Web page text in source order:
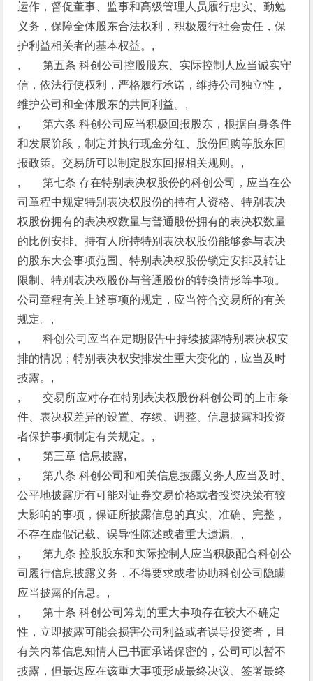
运作，督促董事、监事和高级管理人员履行忠实、勤勉
义务，保障全体股东合法权利，积极履行社会责任，保
护利益相关者的基本权益。,
,　　第五条 科创公司控股股东、实际控制人应当诚实守
信，依法行使权利，严格履行承诺，维持公司独立性，
维护公司和全体股东的共同利益。,
,　　第六条 科创公司应当积极回报股东，根据自身条件
和发展阶段，制定并执行现金分红、股份回购等股东回
报政策。交易所可以制定股东回报相关规则。,
,　　第七条 存在特别表决权股份的科创公司，应当在公
司章程中规定特别表决权股份的持有人资格、特别表决
权股份拥有的表决权数量与普通股份拥有的表决权数量
的比例安排、持有人所持特别表决权股份能够参与表决
的股东大会事项范围、特别表决权股份锁定安排及转让
限制、特别表决权股份与普通股份的转换情形等事项。
公司章程有关上述事项的规定，应当符合交易所的有关
规定。,
,　　科创公司应当在定期报告中持续披露特别表决权安
排的情况；特别表决权安排发生重大变化的，应当及时
披露。,
,　　交易所应对存在特别表决权股份科创公司的上市条
件、表决权差异的设置、存续、调整、信息披露和投资
者保护事项制定有关规定。,
,　　第三章 信息披露,
,　　第八条 科创公司和相关信息披露义务人应当及时、
公平地披露所有可能对证券交易价格或者投资决策有较
大影响的事项，保证所披露信息的真实、准确、完整，
不存在虚假记载、误导性陈述或者重大遗漏。,
,　　第九条 控股股东和实际控制人应当积极配合科创公
司履行信息披露义务，不得要求或者协助科创公司隐瞒
应当披露的信息。,
,　　第十条 科创公司筹划的重大事项存在较大不确定
性，立即披露可能会损害公司利益或者误导投资者，且
有关内幕信息知情人已书面承诺保密的，公司可以暂不
披露，但最迟应在该重大事项形成最终决议、签署最终